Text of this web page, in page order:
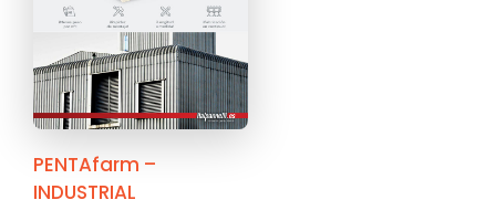
PENTAfarm –
INDUSTRIAL